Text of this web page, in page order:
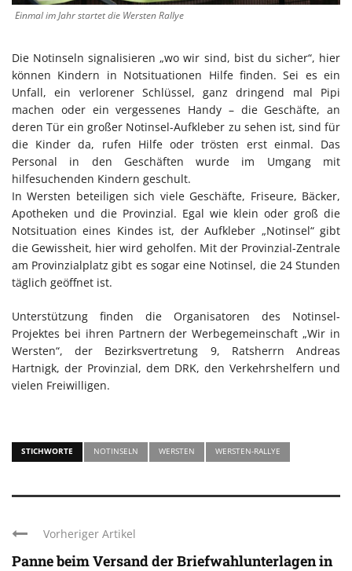
Einmal im Jahr startet die Wersten Rallye
Die Notinseln signalisieren „wo wir sind, bist du sicher“, hier
können Kindern in Notsituationen Hilfe finden. Sei es ein
Unfall, ein verlorener Schlüssel, ganz dringend mal Pipi
machen oder ein vergessenes Handy – die Geschäfte, an
deren Tür ein großer Notinsel-Aufkleber zu sehen ist, sind für
die Kinder da, rufen Hilfe oder trösten erst einmal. Das
Personal in den Geschäften wurde im Umgang mit
hilfesuchenden Kindern geschult.
In Wersten beteiligen sich viele Geschäfte, Friseure, Bäcker,
Apotheken und die Provinzial. Egal wie klein oder groß die
Notsituation eines Kindes ist, der Aufkleber „Notinsel“ gibt
die Gewissheit, hier wird geholfen. Mit der Provinzial-Zentrale
am Provinzialplatz gibt es sogar eine Notinsel, die 24 Stunden
täglich geöffnet ist.
Unterstützung finden die Organisatoren des Notinsel-
Projektes bei ihren Partnern der Werbegemeinschaft „Wir in
Wersten“, der Bezirksvertretung 9, Ratsherrn Andreas
Hartnigk, der Provinzial, dem DRK, den Verkehrshelfern und
vielen Freiwilligen.
STICHWORTE NOTINSELN WERSTEN WERSTEN-RALLYE
Vorheriger Artikel
Panne beim Versand der Briefwahlunterlagen in